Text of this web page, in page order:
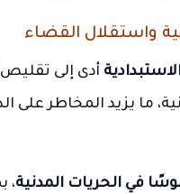
واستقلال القضاء
أدى إلى
ما يزيد المخاطر على
في الحريات المدنية،